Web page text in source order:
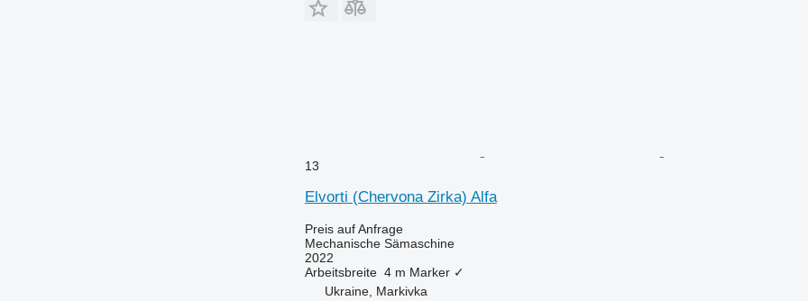
13
Elvorti (Chervona Zirka) Alfa
Preis auf Anfrage
Mechanische Sämaschine
2022
Arbeitsbreite 4 m Marker ✓
Ukraine, Markivka